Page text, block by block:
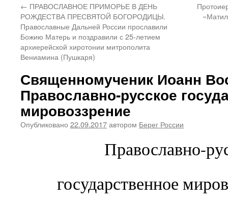
← ПРАВОСЛАВНОЕ ПРИМОРЬЕ В ДЕНЬ
РОЖДЕСТВА ПРЕСВЯТОЙ БОГОРОДИЦЫ.
Православные Дальней России прославили
Божию Матерь и поздравили с 25-летием
архиерейской хиротонии митрополита
Вениамина (Пушкаря)
Священномученик Иоанн
Православно-русское
мировоззрение
Опубликовано 22.09.2017автором Берег России
Православно-
государственное